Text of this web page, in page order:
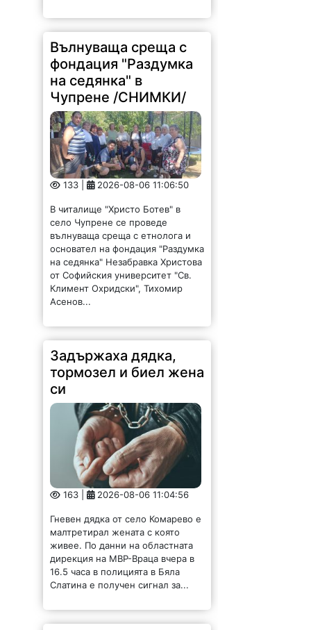
Вълнуваща среща с
фондация "Раздумка
на седянка" в
Чупрене /СНИМКИ/
133 | 2026-08-06 11:06:50
В читалище "Христо Ботев" в
село Чупрене се проведе
вълнуваща среща с етнолога и
основател на фондация "Раздумка
на седянка" Незабравка Христова
от Софийския университет "Св.
Климент Охридски", Тихомир
Асенов...
Задържаха дядка,
тормозел и биел жена
си
163 | 2026-08-06 11:04:56
Гневен дядка от село Комарево е
малтретирал жената с която
живее. По данни на областната
дирекция на МВР-Враца вчера в
16.5 часа в полицията в Бяла
Слатина е получен сигнал за...